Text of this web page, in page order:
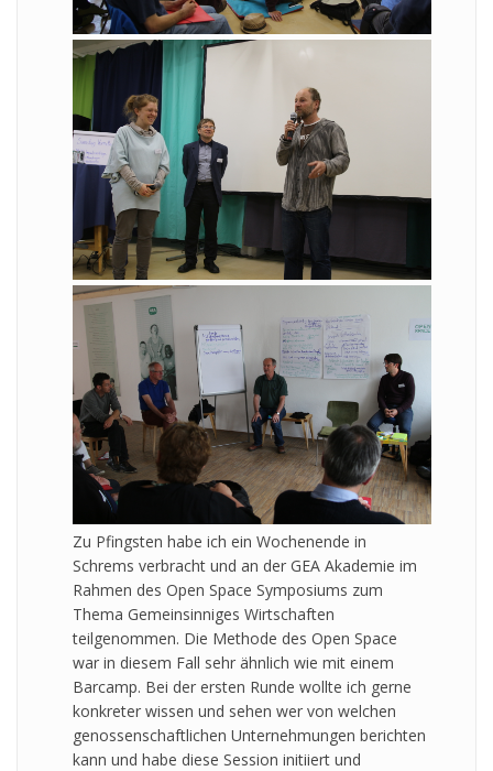
Zu Pfingsten habe ich ein Wochenende in
Schrems verbracht und an der GEA Akademie im
Rahmen des Open Space Symposiums zum
Thema Gemeinsinniges Wirtschaften
teilgenommen. Die Methode des Open Space
war in diesem Fall sehr ähnlich wie mit einem
Barcamp. Bei der ersten Runde wollte ich gerne
konkreter wissen und sehen wer von welchen
genossenschaftlichen Unternehmungen berichten
kann und habe diese Session initiiert und